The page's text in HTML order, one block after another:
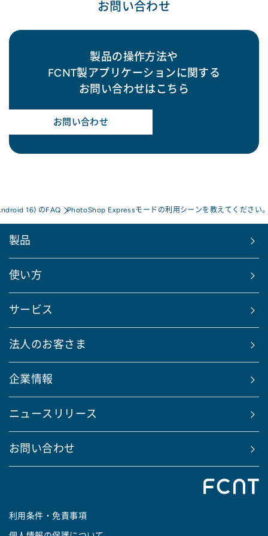
お問い合わせ
製品の操作方法や
FCNT製アプリケーションに関する
お問い合わせはこちら
お問い合わせ
16) のFAQ PhotoShop Expressモードの利用シーンを教えてください
製品
使い方
サービス
法人のお客さま
企業情報
ニュースリリース
お問い合わせ
利用条件・免責事項